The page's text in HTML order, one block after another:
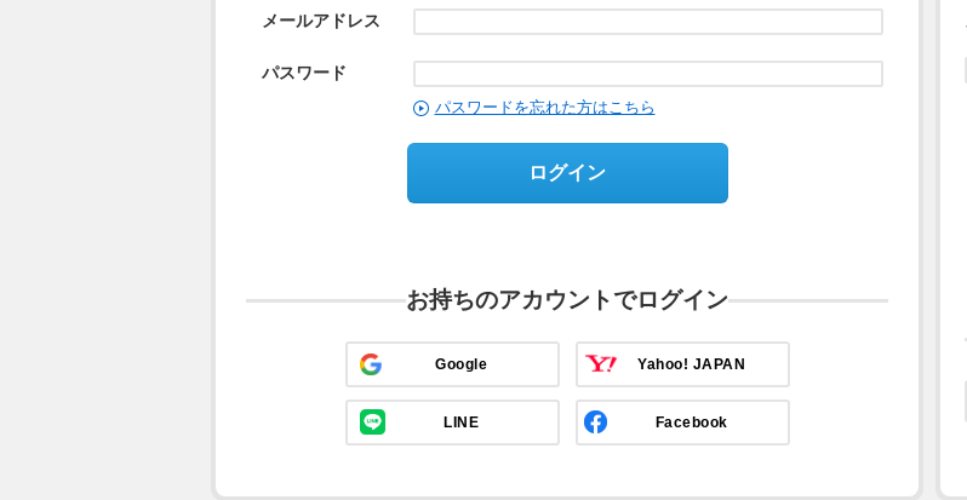
メールアドレス
パスワード
パスワードを忘れた方はこちら
ログイン
お持ちのアカウントでログイン
Google Yahoo! JAPAN
LINE Facebook